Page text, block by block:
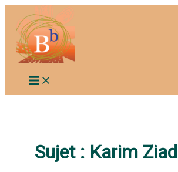
contenu
Sujet : Karim Ziad